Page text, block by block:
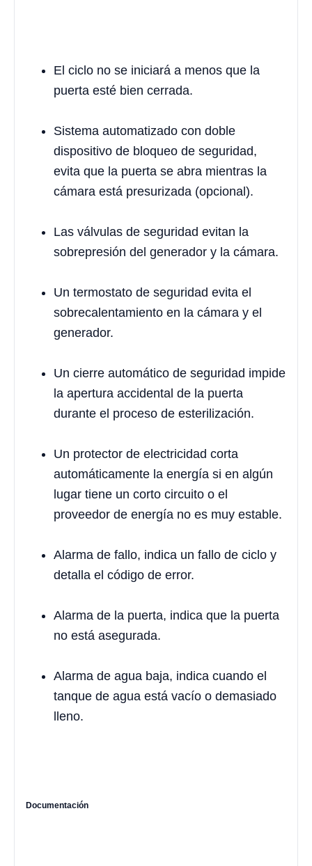
El ciclo no se iniciará a menos que la
puerta esté bien cerrada.
Sistema automatizado con doble
dispositivo de bloqueo de seguridad,
evita que la puerta se abra mientras la
cámara está presurizada (opcional).
Las válvulas de seguridad evitan la
sobrepresión del generador y la cámara.
Un termostato de seguridad evita el
sobrecalentamiento en la cámara y el
generador.
Un cierre automático de seguridad impide
la apertura accidental de la puerta
durante el proceso de esterilización.
Un protector de electricidad corta
automáticamente la energía si en algún
lugar tiene un corto circuito o el
proveedor de energía no es muy estable.
Alarma de fallo, indica un fallo de ciclo y
detalla el código de error.
Alarma de la puerta, indica que la puerta
no está asegurada.
Alarma de agua baja, indica cuando el
tanque de agua está vacío o demasiado
lleno.
Documentación